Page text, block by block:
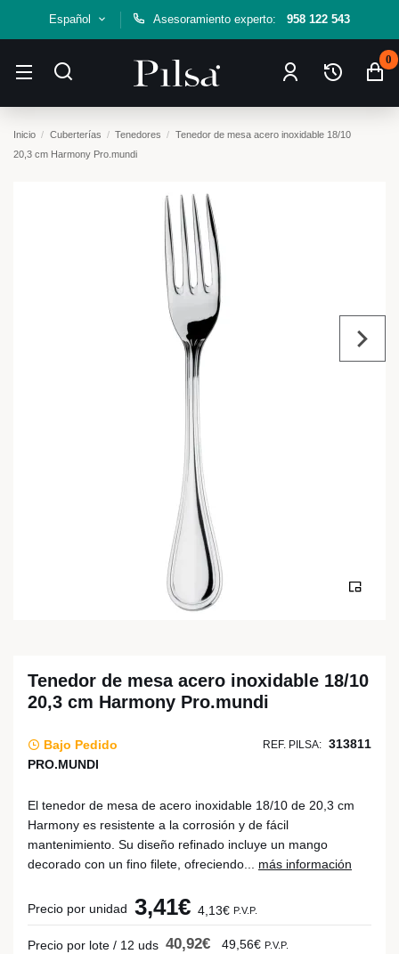
Español Asesoramiento experto: 958 122 543
0
Inicio Cuberterías Tenedores
Tenedor de mesa acero inoxidable 18/10
20,3 cm Harmony Pro.mundi
Tenedor de mesa acero inoxidable 18/10
20,3 cm Harmony Pro.mundi
Bajo Pedido REF. PILSA: 313811
PRO.MUNDI
El tenedor de mesa de acero inoxidable 18/10 de 20,3 cm
Harmony es resistente a la corrosión y de fácil
mantenimiento. Su diseño refinado incluye un mango
decorado con un fino filete, ofreciendo... más información
Precio por unidad 3,41€ 4,13€ P.V.P.
Precio por lote / 12 uds 40,92€ 49,56€ P.V.P.